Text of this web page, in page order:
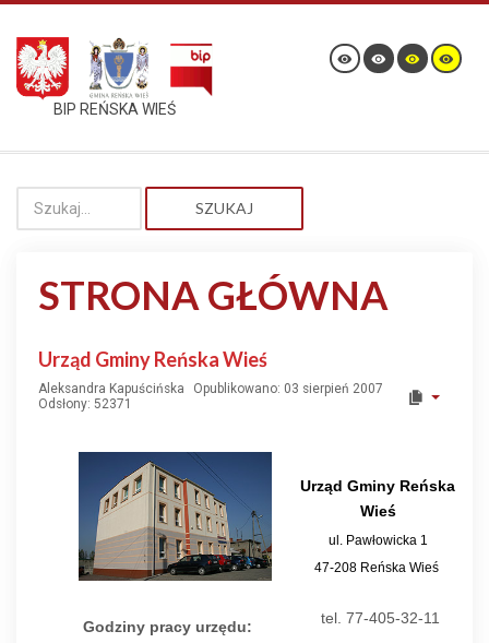
BIP REŃSKA WIEŚ
SZUKAJ
STRONA GŁÓWNA
Urząd Gminy Reńska Wieś
Aleksandra Kapuścińska
Opublikowano: 03 sierpień 2007
Odsłony: 52371
Urząd Gminy Reńska
Wieś
ul. Pawłowicka 1
47-208 Reńska Wieś
Godziny pracy urzędu:
tel. 77-405-32-11